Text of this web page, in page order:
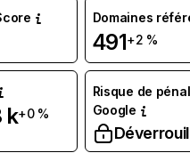
Domaines
491+2 %
k+0 %
Risque de
Google